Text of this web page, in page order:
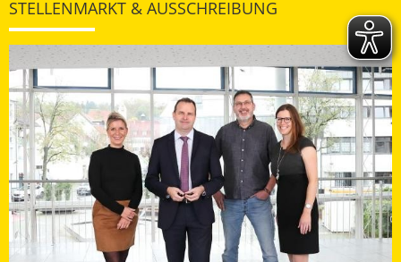
STELLENMARKT & AUSSCHREIBUNG